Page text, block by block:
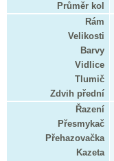
Průměr kol
Rám
Velikosti
Barvy
Vidlice
Tlumič
Zdvih přední
Řazení
Přesmykač
Přehazovačka
Kazeta